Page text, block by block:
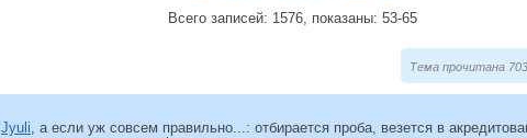
Всего записей: 1576, показаны: 53-65
Тема прочитана
Jyuli, а если уж совсем правильно...: отбирается проба, везется в